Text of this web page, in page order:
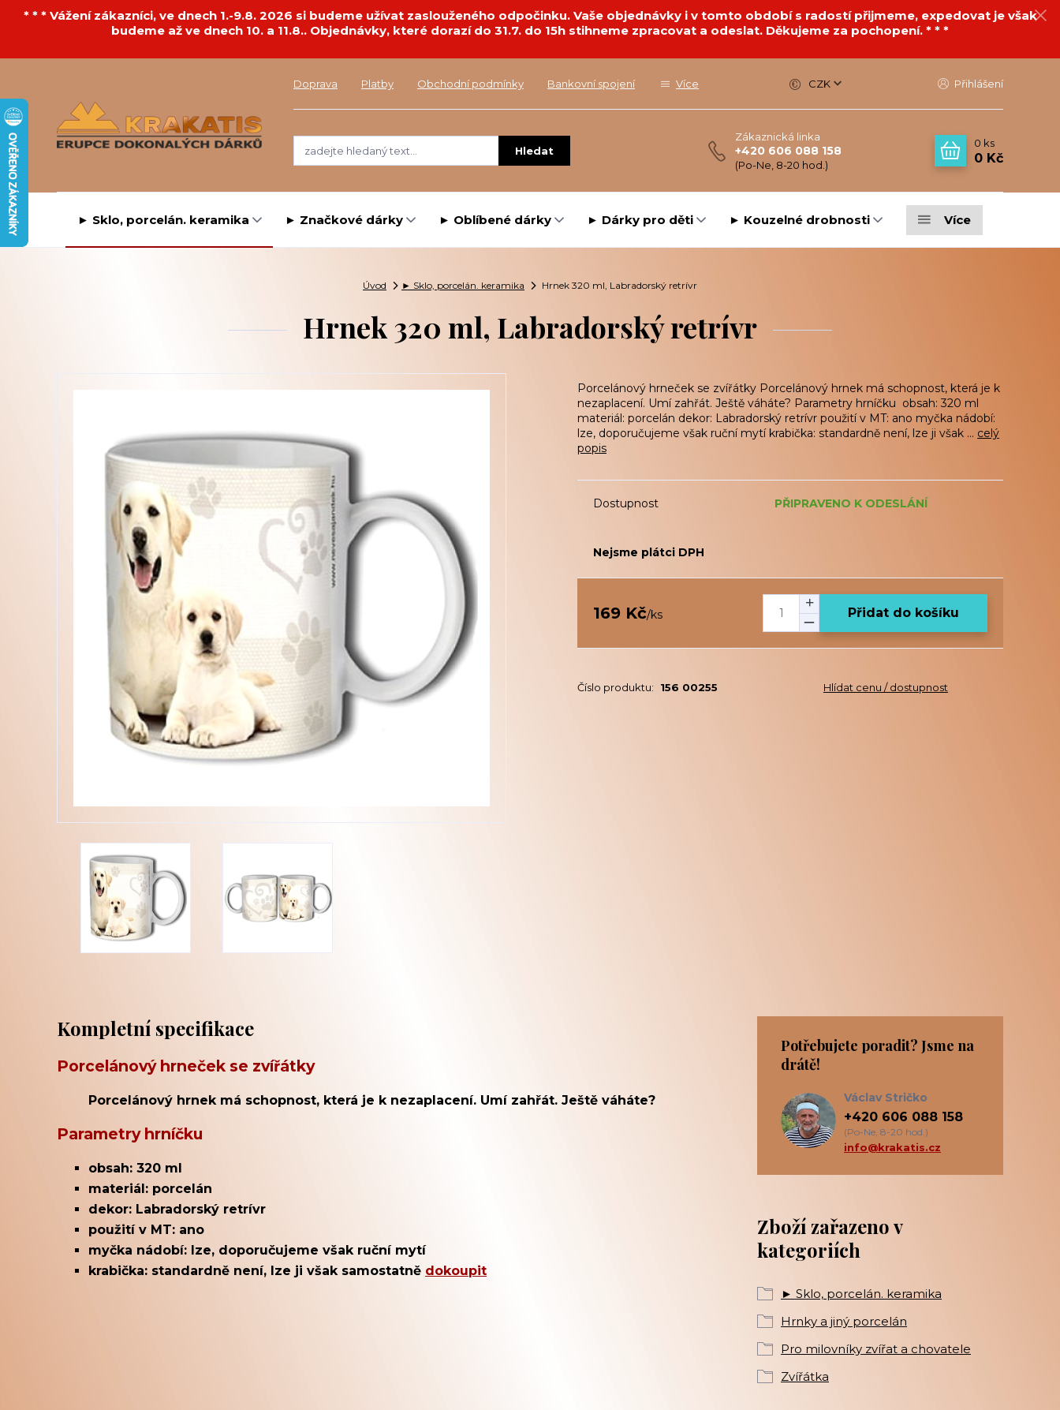
* * * Vážení zákazníci, ve dnech 1.-9.8. 2026 si budeme užívat zaslouženého odpočinku. Vaše objednávky i v tomto období s radostí přijmeme, expedovat je však
budeme až ve dnech 10. a 11.8.. Objednávky, které dorazí do 31.7. do 15h stihneme zpracovat a odeslat. Děkujeme za pochopení. * * *
Doprava Platby Obchodní podmínky Bankovní spojení Více CZK Přihlášení
Hledat
Zákaznická linka
+420 606 088 158
(Po-Ne, 8-20 hod.)
0 ks
0 Kč
► Sklo, porcelán. keramika ► Značkové dárky ► Oblíbené dárky ► Dárky pro děti ► Kouzelné drobnosti Více
Úvod ► Sklo, porcelán. keramika Hrnek 320 ml, Labradorský retrívr
Hrnek 320 ml, Labradorský retrívr
Porcelánový hrneček se zvířátky Porcelánový hrnek má schopnost, která je k
nezaplacení. Umí zahřát. Ještě váháte? Parametry hrníčku obsah: 320 ml
materiál: porcelán dekor: Labradorský retrívr použití v MT: ano myčka nádobí:
lze, doporučujeme však ruční mytí krabička: standardně není, lze ji však ... celý
popis
Dostupnost PŘIPRAVENO K ODESLÁNÍ
Nejsme plátci DPH
169 Kč/ks Přidat do košíku
Číslo produktu: 156 00255 Hlídat cenu / dostupnost
Kompletní specifikace
Porcelánový hrneček se zvířátky
Porcelánový hrnek má schopnost, která je k nezaplacení. Umí zahřát. Ještě váháte?
Parametry hrníčku
obsah: 320 ml
materiál: porcelán
dekor: Labradorský retrívr
použití v MT: ano
myčka nádobí: lze, doporučujeme však ruční mytí
krabička: standardně není, lze ji však samostatně dokoupit
Zboží zařazeno v
kategoriích
► Sklo, porcelán. keramika
Hrnky a jiný porcelán
Pro milovníky zvířat a chovatele
Zvířátka
Potřebujete poradit? Jsme na
drátě!
Václav Stričko
+420 606 088 158
(Po-Ne, 8-20 hod.)
info@krakatis.cz